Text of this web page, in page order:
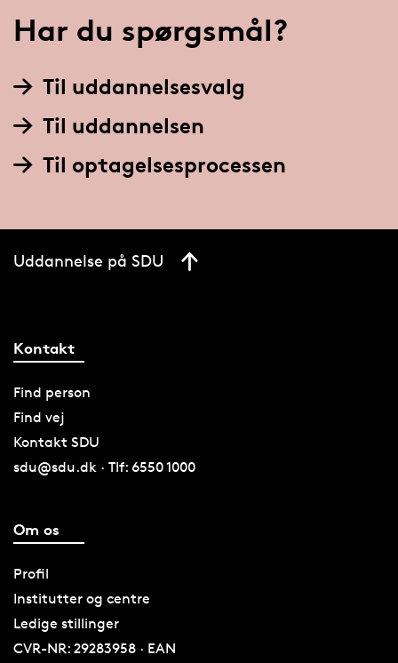
Har du spørgsmål?
Til uddannelsesvalg
Til uddannelsen
Til optagelsesprocessen
Uddannelse på SDU
Kontakt
Find person
Find vej
Kontakt SDU
sdu@sdu.dk · Tlf: 6550 1000
Om os
Profil
Institutter og centre
Ledige stillinger
CVR-NR: 29283958 · EAN